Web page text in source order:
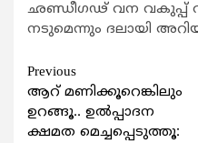
ഛണ്ഡീഗഢ് വന
നടുമെന്നും ദലായി
Continue
Reading
Previous
ആറ് മണിക്കൂറെങ്കിലും
ഉറങ്ങൂ.. ഉല്‍പ്പാദന
ക്ഷമത മെച്ചപ്പെടുത്തൂ: